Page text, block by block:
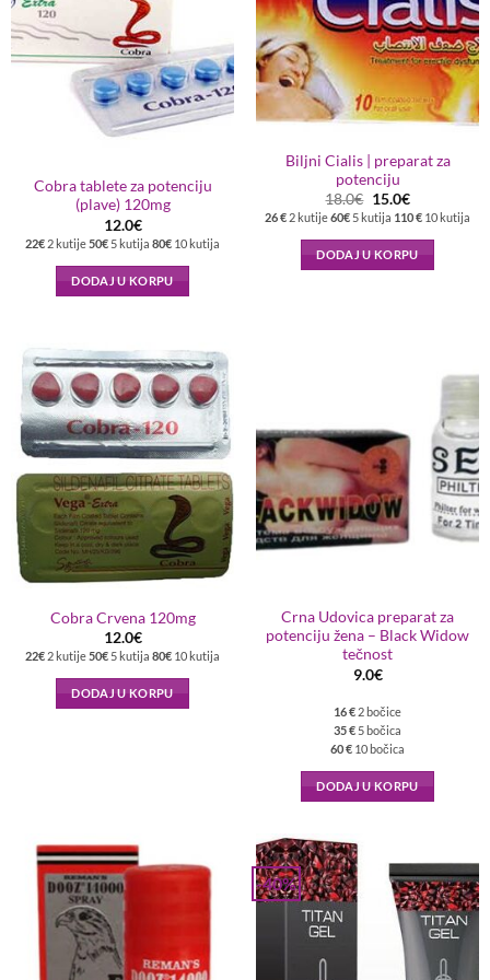
Cobra tablete za potenciju
(plave) 120mg
12.0€
22€ 2 kutije50€ 5 kutija 80€ 10 kutija
DODAJ U KORPU
Biljni Cialis | preparat za
potenciju
18.0€ Originalna
cena
je
bila:
18.0€.
15.0€Trenutna
cena
je:
15.0€.
26 € 2 kutije60€ 5 kutija 110 € 10 kutija
DODAJ U KORPU
Cobra Crvena 120mg
12.0€
22€ 2 kutije50€ 5 kutija 80€ 10 kutija
DODAJ U KORPU
Crna Udovica preparat za
potenciju žena – Black Widow
tečnost
9.0€
16 € 2 bočice
35 € 5 bočica
60 € 10 bočica
DODAJ U KORPU
-40%